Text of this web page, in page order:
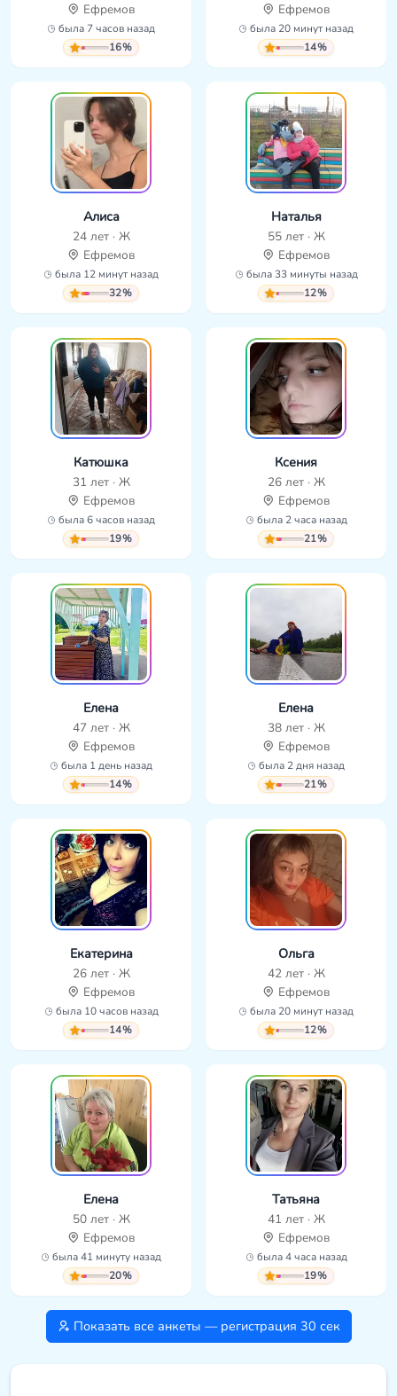
Ефремов
была 7 часов назад
16%
Ефремов
была 20 минут назад
14%
Алиса
24 лет · Ж
Ефремов
была 12 минут назад
32%
Наталья
55 лет · Ж
Ефремов
была 33 минуты назад
12%
Катюшка
31 лет · Ж
Ефремов
была 6 часов назад
19%
Ксения
26 лет · Ж
Ефремов
была 2 часа назад
21%
Елена
47 лет · Ж
Ефремов
была 1 день назад
14%
Елена
38 лет · Ж
Ефремов
была 2 дня назад
21%
Екатерина
26 лет · Ж
Ефремов
была 10 часов назад
14%
Ольга
42 лет · Ж
Ефремов
была 20 минут назад
12%
Елена
50 лет · Ж
Ефремов
была 41 минуту назад
20%
Татьяна
41 лет · Ж
Ефремов
была 4 часа назад
19%
Показать все анкеты — регистрация 30 сек